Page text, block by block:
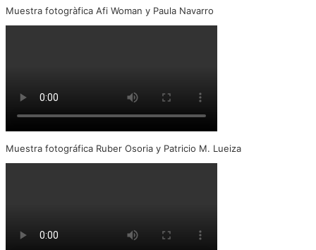
Muestra fotogràfica Afi Woman y Paula Navarro
Muestra fotográfica Ruber Osoria y Patricio M. Lueiza